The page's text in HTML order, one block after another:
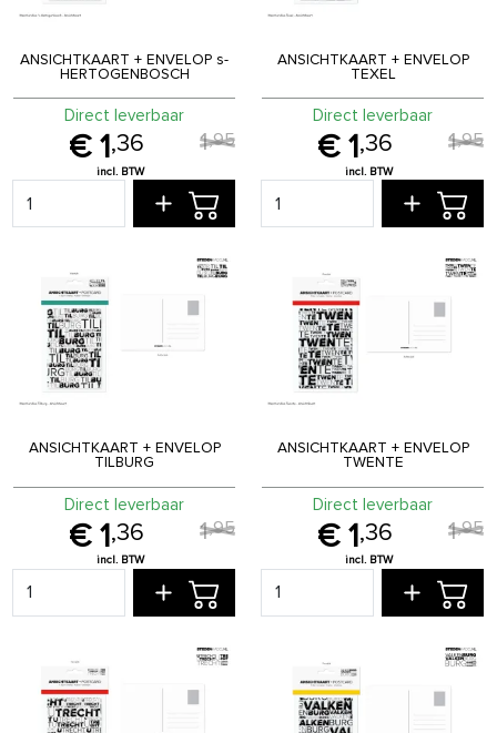
ANSICHTKAART + ENVELOP s-
HERTOGENBOSCH
1 ,36 1,95
Direct leverbaar
ANSICHTKAART + ENVELOP
TEXEL
1 ,36 1,95
Direct leverbaar
ANSICHTKAART + ENVELOP
TILBURG
1 ,36 1,95
Direct leverbaar
ANSICHTKAART + ENVELOP
TWENTE
1 ,36 1,95
Direct leverbaar